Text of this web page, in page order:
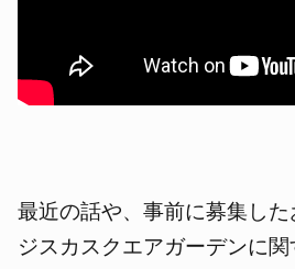
最近の話や、事前に募集し
ジスカスクエアガーデンに